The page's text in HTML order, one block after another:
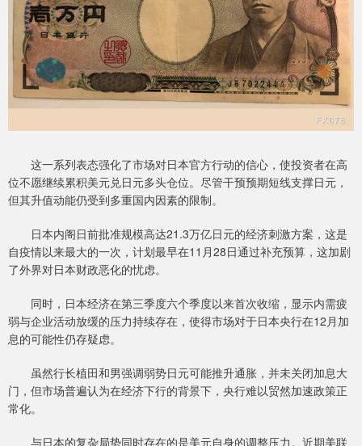
这一系列表态强化了市场对日本官方行动的信心，使投资者在高
位不愿继续累积美元兑日元多头仓位。尽管干预预期短线支撑日元，
但其升值动能仍受到多重国内因素的限制。
日本内阁日前批准规模高达21.3万亿日元的经济刺激方案，这是
自疫情以来最大的一次，计划最早在11月28日通过补充预算，这加剧
了外界对日本财政恶化的忧虑。
同时，日本经济在第三季度六个季度以来首次收缩，显示内需疲
弱与企业活动放缓的压力持续存在，使得市场对于日本央行在12月加
息的可能性仍存疑虑。
虽然行长植田和男强调弱势日元可能推升通胀，并未关闭加息大
门，但市场普遍认为在经济下行的背景下，央行难以贸然加速政策正
常化。
与日本的复杂局势同时存在的是美元自身的调整压力。近期美联